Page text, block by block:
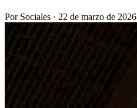
Por Sociales · 22 de marzo de 2026